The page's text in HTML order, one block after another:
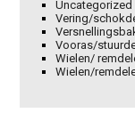
Uncategorized
Vering/
Vooras/
Wielen/
Wielen/